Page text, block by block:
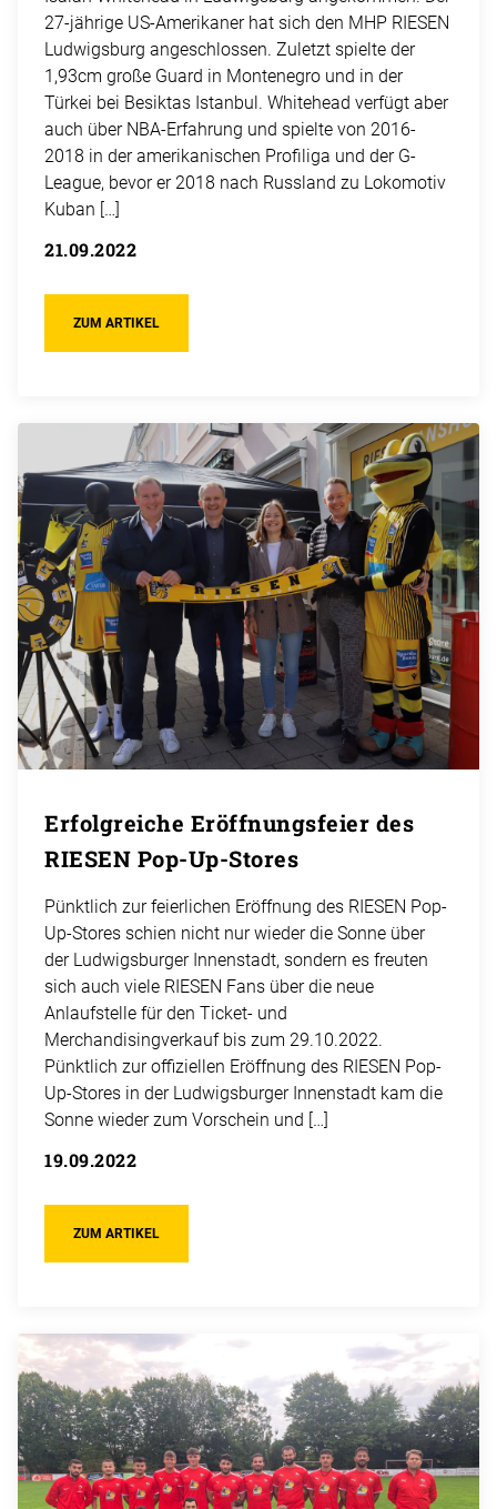
27-jährige US-Amerikaner hat sich den MHP RIESEN
Ludwigsburg angeschlossen. Zuletzt spielte der
1,93cm große Guard in Montenegro und in der
Türkei bei Besiktas Istanbul. Whitehead verfügt aber
auch über NBA-Erfahrung und spielte von 2016-
2018 in der amerikanischen Profiliga und der G-
League, bevor er 2018 nach Russland zu Lokomotiv
Kuban […]
21.09.2022
ZUM ARTIKEL
Erfolgreiche Eröffnungsfeier des
RIESEN Pop-Up-Stores
Pünktlich zur feierlichen Eröffnung des RIESEN Pop-
Up-Stores schien nicht nur wieder die Sonne über
der Ludwigsburger Innenstadt, sondern es freuten
sich auch viele RIESEN Fans über die neue
Anlaufstelle für den Ticket- und
Merchandisingverkauf bis zum 29.10.2022.
Pünktlich zur offiziellen Eröffnung des RIESEN Pop-
Up-Stores in der Ludwigsburger Innenstadt kam die
Sonne wieder zum Vorschein und […]
19.09.2022
ZUM ARTIKEL